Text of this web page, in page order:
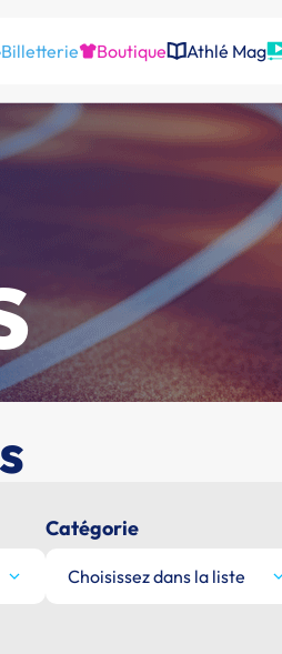
Billetterie Boutique Athlé Mag
Catégorie
Choisissez dans la liste